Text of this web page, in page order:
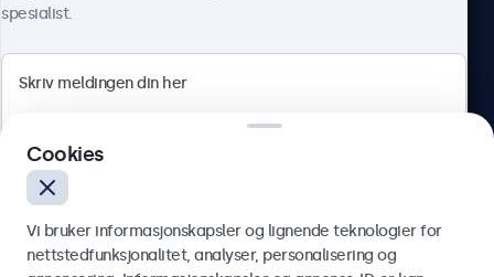
Norsk
spesialist.
Cookies
Vi bruker informasjonskapsler og lignende teknologier for
nettstedfunksjonalitet, analyser, personalisering og